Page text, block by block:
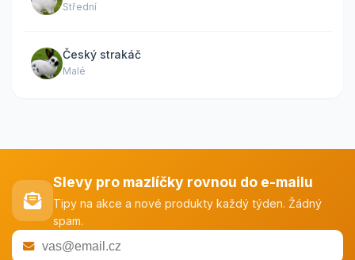
Střední
Český strakáč
Malé
Slevy pro mazlíčky rovnou do e-mailu
Tipy na akce a nové produkty každý týden. Žádný
spam.